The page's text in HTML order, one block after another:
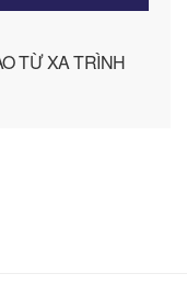
TỪ XA TRÌNH